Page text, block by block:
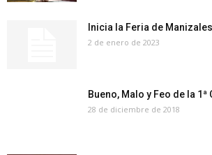
Inicia la Feria de Manizales
2 de enero de 2023
Bueno, Malo y Feo de la
28 de diciembre de 2018